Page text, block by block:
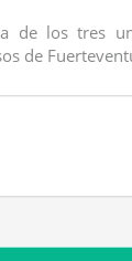
de los tres
de